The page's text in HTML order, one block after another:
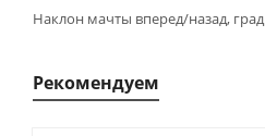
Наклон мачты вперед/назад, град
Рекомендуем